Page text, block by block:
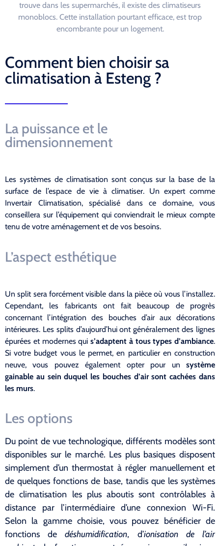
trouve dans les supermarchés, il existe des climatiseurs
monoblocs. Cette installation pourtant efficace, est trop
encombrante pour un logement.
Comment bien choisir sa
climatisation à Esteng ?
La puissance et le
dimensionnement
Les systèmes de climatisation sont conçus sur la base de la
surface de l’espace de vie à climatiser. Un expert comme
Invertair Climatisation, spécialisé dans ce domaine, vous
conseillera sur l’équipement qui conviendrait le mieux compte
tenu de votre aménagement et de vos besoins.
L’aspect esthétique
Un split sera forcément visible dans la pièce où vous l’installez.
Cependant, les fabricants ont fait beaucoup de progrès
concernant l’intégration des bouches d’air aux décorations
intérieures. Les splits d’aujourd’hui ont généralement des lignes
épurées et modernes qui s’adaptent à tous types d’ambiance.
Si votre budget vous le permet, en particulier en construction
neuve, vous pouvez également opter pour un système
gainable au sein duquel les bouches d’air sont cachées dans
les murs.
Les options
Du point de vue technologique, différents modèles sont
disponibles sur le marché. Les plus basiques disposent
simplement d’un thermostat à régler manuellement et
de quelques fonctions de base, tandis que les systèmes
de climatisation les plus aboutis sont contrôlables à
distance par l’intermédiaire d’une connexion Wi-Fi.
Selon la gamme choisie, vous pouvez bénéficier de
fonctions dedéshumidification, d’ionisation de l’air